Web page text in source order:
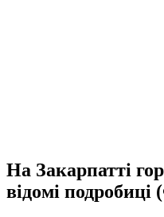
На Закарпатті
відомі